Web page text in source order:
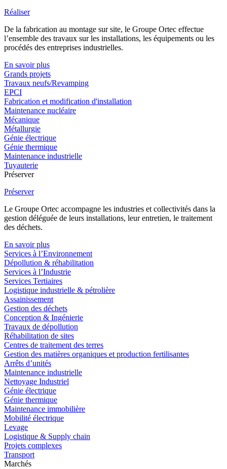
Réaliser
De la fabrication au montage sur site, le Groupe Ortec effectue
l’ensemble des travaux sur les installations, les équipements ou les
procédés des entreprises industrielles.
En savoir plus
Grands projets
Travaux neufs/Revamping
EPCI
Fabrication et modification d'installation
Maintenance nucléaire
Mécanique
Métallurgie
Génie électrique
Génie thermique
Maintenance industrielle
Tuyauterie
Préserver
Préserver
Le Groupe Ortec accompagne les industries et collectivités dans la
gestion déléguée de leurs installations, leur entretien, le traitement
des déchets.
En savoir plus
Services à l’Environnement
Dépollution & réhabilitation
Services à l’Industrie
Services Tertiaires
Logistique industrielle & pétrolière
Assainissement
Gestion des déchets
Conception & Ingénierie
Travaux de dépollution
Réhabilitation de sites
Centres de traitement des terres
Gestion des matières organiques et production fertilisantes
Arrêts d’unités
Maintenance industrielle
Nettoyage Industriel
Génie électrique
Génie thermique
Maintenance immobilière
Mobilité électrique
Levage
Logistique & Supply chain
Projets complexes
Transport
Marchés